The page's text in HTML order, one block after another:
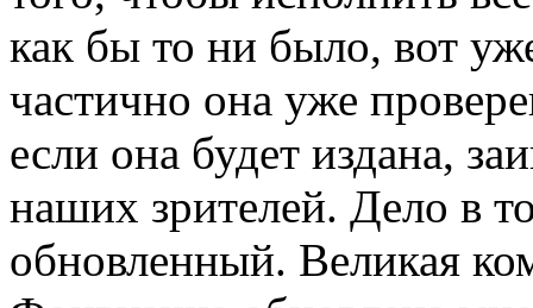
как бы то ни было, вот
частично она уже
если она будет издана,
наших зрителей. Дело в
обновленный. Великая